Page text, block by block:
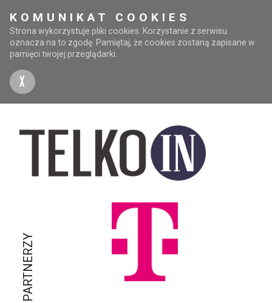
KOMUNIKAT COOKIES
Strona wykorzystuje pliki cookies. Korzystanie z serwisu
oznacza na to zgodę. Pamiętaj, że cookies zostaną zapisane w
pamięci twojej przeglądarki.
X
PARTNERZY